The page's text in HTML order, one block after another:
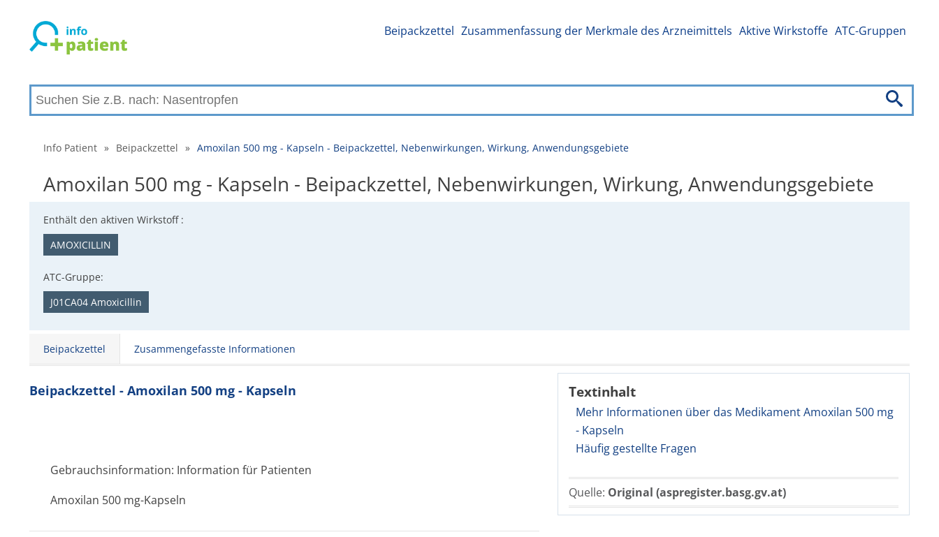
Beipackzettel Zusammenfassung der Merkmale des Arzneimittels Aktive Wirkstoffe ATC-Gruppen
Info Patient » Beipackzettel » Amoxilan 500 mg - Kapseln - Beipackzettel, Nebenwirkungen, Wirkung, Anwendungsgebiete
Amoxilan 500 mg - Kapseln - Beipackzettel, Nebenwirkungen, Wirkung, Anwendungsgebiete
Enthält den aktiven Wirkstoff :
AMOXICILLIN
ATC-Gruppe:
J01CA04 Amoxicillin
Beipackzettel Zusammengefasste Informationen
Textinhalt
Mehr Informationen über das Medikament Amoxilan 500 mg
- Kapseln
Häufig gestellte Fragen
Quelle: Original (aspregister.basg.gv.at)
Beipackzettel - Amoxilan 500 mg - Kapseln
Gebrauchsinformation: Information für Patienten
Amoxilan 500 mg-Kapseln